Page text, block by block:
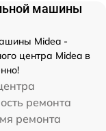
машины
Midea -
центра Midea в
ремонта
ремонта